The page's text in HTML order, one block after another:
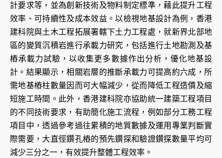
計要求等，並為創新技術及物料制定標準，藉此提升工程
效率、可持續性及成本效益。以檢視地基設計為例，香港
建科院與土木工程拓展署轄下土力工程處，就新界北部地
區的變質沉積岩進行承載力研究，包括進行土地勘測及基
樁承載力試驗，以收集更多數據作出分析，優化地基設
計。結果顯示，相關岩層的推斷承載力可提高約六成，所
需地基樁柱數量因而可大幅減少，從而降低工程造價及縮
短施工時間。此外，香港建科院亦協助統一建築工程項目
的不同技術要求，有助簡化施工流程，例如部分工務工程
項目中，透過參考過往累積的地質數據及運用專業判斷實
際需要，大直徑鑽孔樁的預先鑽探和驗證鑽探數量平均可
減少三分之一，有效提升整體工程效率。